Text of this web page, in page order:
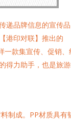
递品牌信息的宣传
港印对联】推出的
一款集宣传、促销、
得力助手，也是旅
制成。PP材质具有